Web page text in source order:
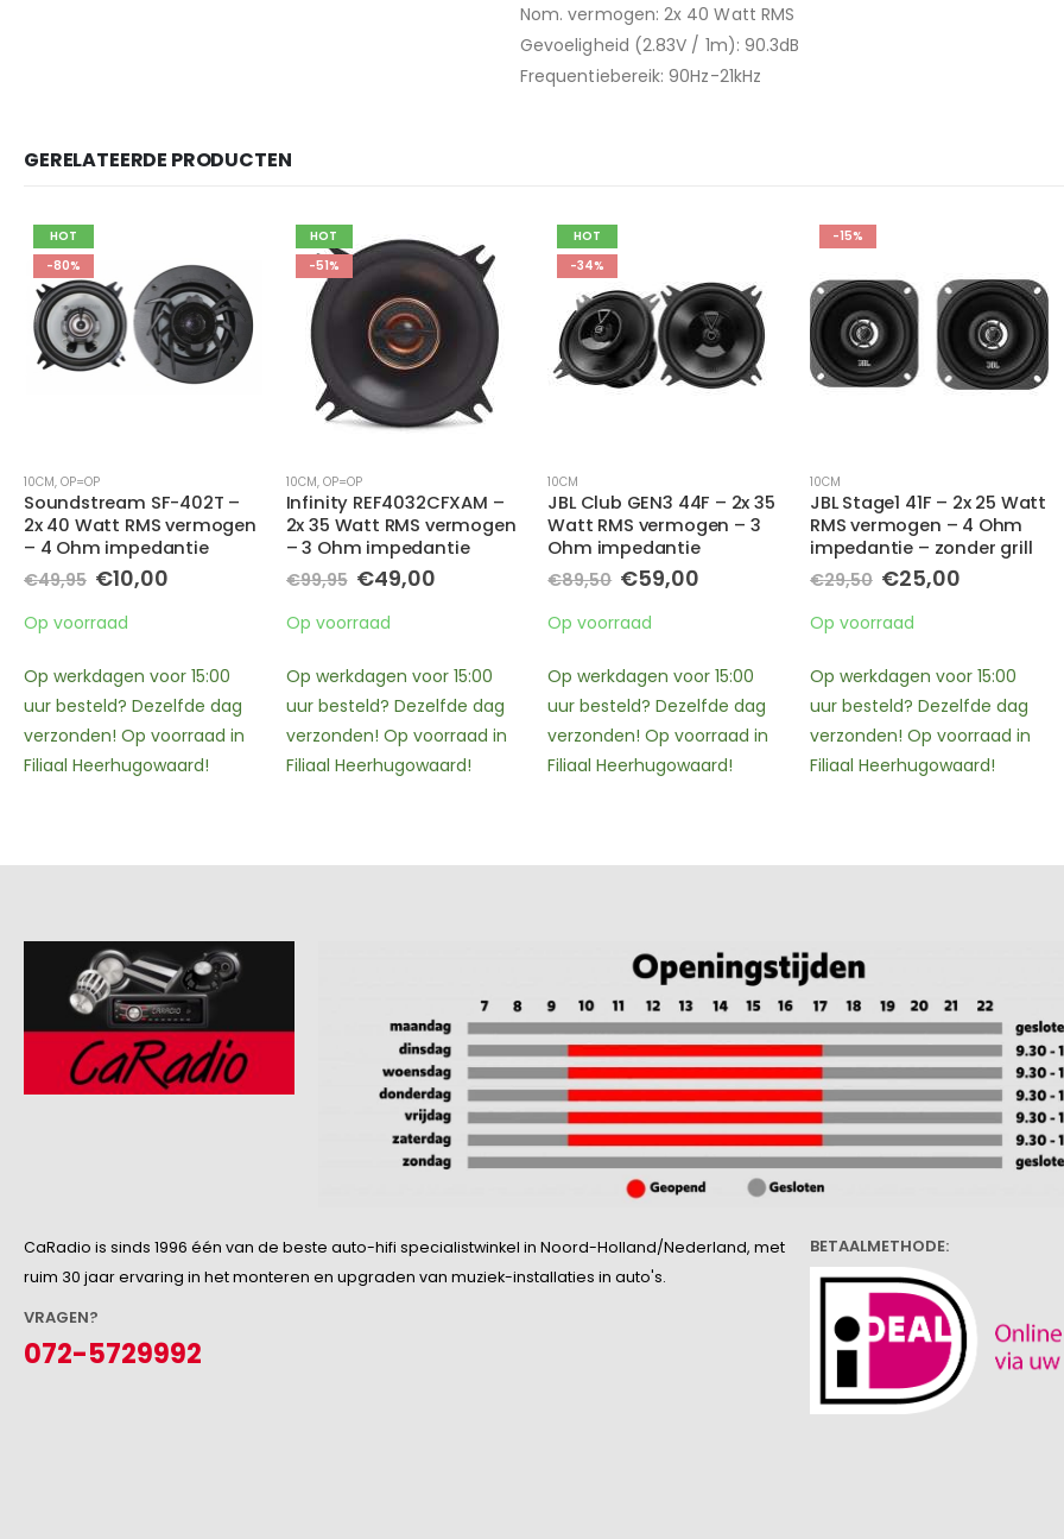
Nom. vermogen: 2x 40 Watt RMS
Gevoeligheid (2.83V / 1m): 90.3dB
Frequentiebereik: 90Hz-21kHz
GERELATEERDE PRODUCTEN
HOT
-51%
10CM,OP=OP
Infinity REF4032CFXAM –
2x 35 Watt RMS vermogen
– 3 Ohm impedantie
€99,95 Oorspronkelijke
was:
€49,00
Op voorraad
Op werkdagen voor 15:00
uur besteld? Dezelfde dag
verzonden! Op voorraad in
Filiaal Heerhugowaard!
HOT
-34%
10CM
JBL Club GEN3 44F – 2x 35
Watt RMS vermogen – 3
Ohm impedantie
€89,50 Oorspronkelijke
was:
€59,00
Op voorraad
Op werkdagen voor 15:00
uur besteld? Dezelfde dag
verzonden! Op voorraad in
Filiaal Heerhugowaard!
-15%
10CM
JBL Stage1 41F – 2x 25 Watt
RMS vermogen – 4 Ohm
impedantie – zonder grill
€29,50 Oorspronkelijke
was:
€25,00
Op voorraad
Op werkdagen voor 15:00
uur besteld? Dezelfde dag
verzonden! Op voorraad in
Filiaal Heerhugowaard!
10CM
GroundZero GZIF 4.0 – 2x
60 Watt RMS – 4 Ohm
impedantie
€49,00
In nabestelling
Afhalen binnen 2 – 3
werkdagen en Verzending
binnen 3 – 4 werkdagen
CaRadio is sinds 1996 één van de beste auto-hifi specialistwinkel in Noord-Holland/Nederland, met
072-5729992
BETAALMETHODE: